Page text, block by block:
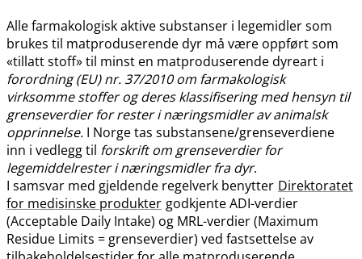
Alle farmakologisk aktive substanser i legemidler som
brukes til matproduserende dyr må være oppført som
«tillatt stoff» til minst en matproduserende dyreart i
forordning (EU) nr. 37/2010 om farmakologisk
virksomme stoffer og deres klassifisering med hensyn til
grenseverdier for rester i næringsmidler av animalsk
opprinnelse. I Norge tas substansene​/​grenseverdiene
inn i vedlegg til forskrift om grenseverdier for
legemiddelrester i næringsmidler fra dyr.
I samsvar med gjeldende regelverk benytter Direktoratet
for medisinske produkter godkjente ADI-verdier
(Acceptable Daily Intake) og MRL-verdier (Maximum
Residue Limits = grenseverdier) ved fastsettelse av